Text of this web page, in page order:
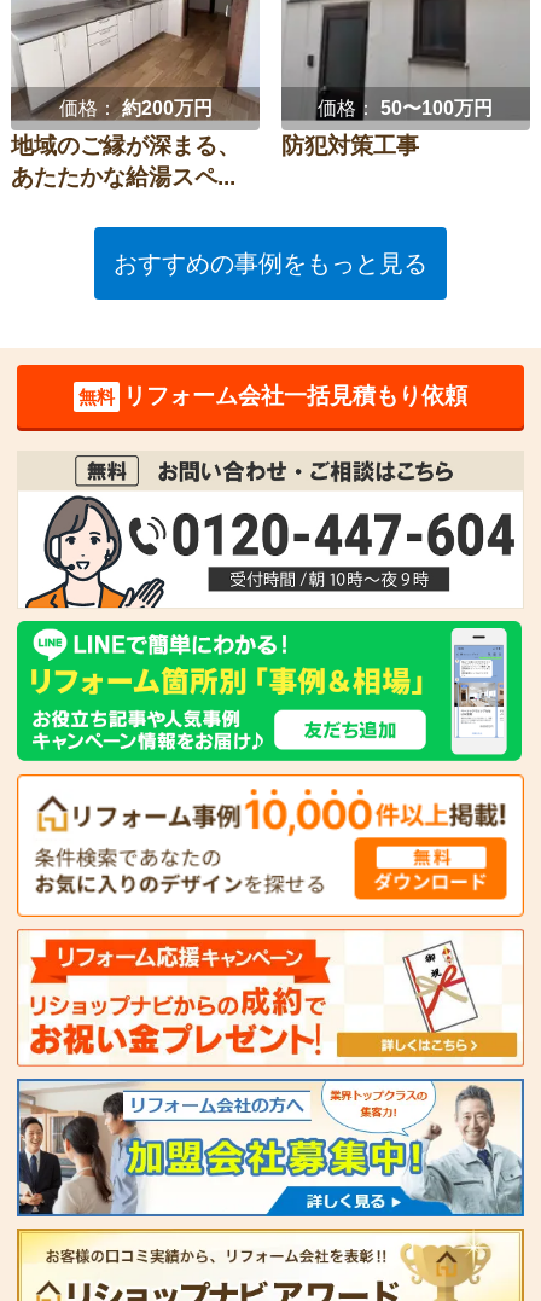
価格：約200万円
地域のご縁が深まる、
あたたかな給湯スペ...
価格：50〜100万円
防犯対策工事
おすすめの事例をもっと見る
無料 リフォーム会社一括見積もり依頼